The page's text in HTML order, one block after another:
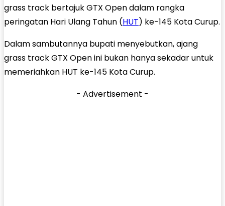
grass track bertajuk GTX Open dalam rangka
peringatan Hari Ulang Tahun (HUT) ke-145 Kota Curup.
Dalam sambutannya bupati menyebutkan, ajang
grass track GTX Open ini bukan hanya sekadar untuk
memeriahkan HUT ke-145 Kota Curup.
- Advertisement -